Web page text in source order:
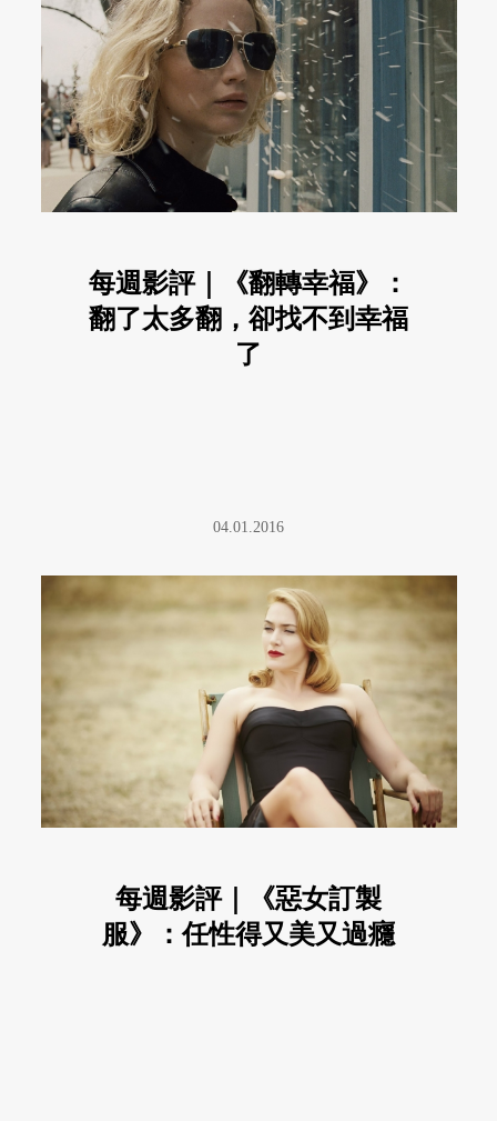
每週影評｜《翻轉幸福》：
翻了太多翻，卻找不到幸福
了
04.01.2016
每週影評｜《惡女訂製
服》：任性得又美又過癮